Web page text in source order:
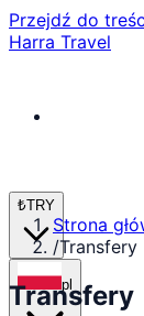
Przejdź do
Harra Travel
₺TRY
pl
Strona
/Transfery
Transfery